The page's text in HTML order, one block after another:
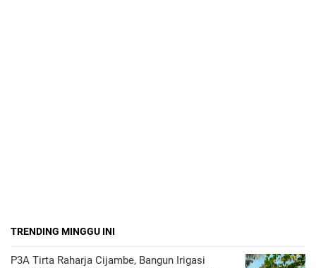
TRENDING MINGGU INI
P3A Tirta Raharja Cijambe, Bangun Irigasi